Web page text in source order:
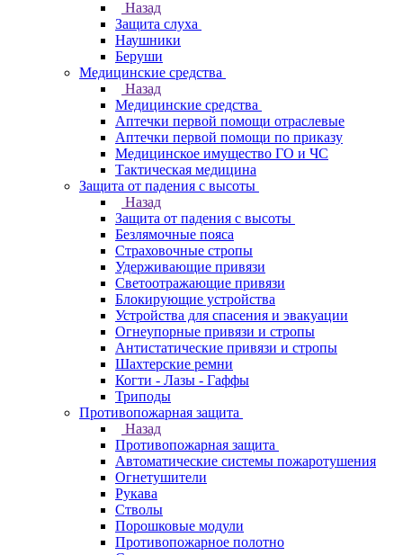
Назад
Защита слуха
Наушники
Беруши
Медицинские средства
Назад
Медицинские средства
Аптечки первой помощи отраслевые
Аптечки первой помощи по приказу
Медицинское имущество ГО и ЧС
Тактическая медицина
Защита от падения с высоты
Назад
Защита от падения с высоты
Безлямочные пояса
Страховочные стропы
Удерживающие привязи
Светоотражающие привязи
Блокирующие устройства
Устройства для спасения и эвакуации
Огнеупорные привязи и стропы
Антистатические привязи и стропы
Шахтерские ремни
Когти - Лазы - Гаффы
Триподы
Противопожарная защита
Назад
Противопожарная защита
Автоматические системы пожаротушения
Огнетушители
Рукава
Стволы
Порошковые модули
Противопожарное полотно